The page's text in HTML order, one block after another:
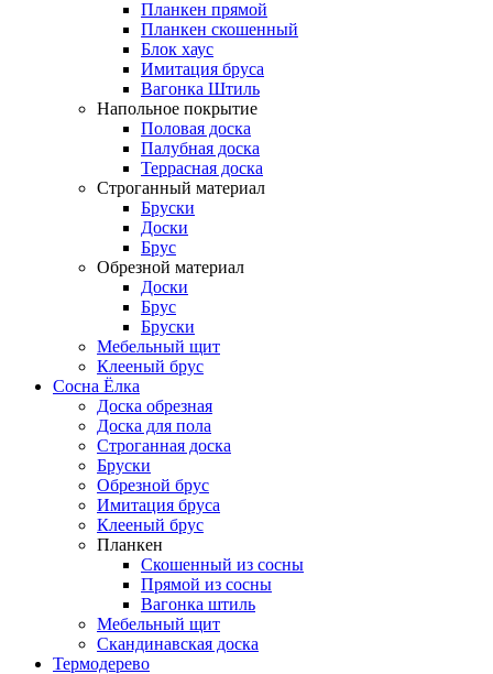
Планкен прямой
Планкен скошенный
Блок хаус
Имитация бруса
Вагонка Штиль
Напольное покрытие
Половая доска
Палубная доска
Террасная доска
Строганный материал
Бруски
Доски
Брус
Обрезной материал
Доски
Брус
Бруски
Мебельный щит
Клееный брус
Сосна Ёлка
Доска обрезная
Доска для пола
Строганная доска
Бруски
Обрезной брус
Имитация бруса
Клееный брус
Планкен
Скошенный из сосны
Прямой из сосны
Вагонка штиль
Мебельный щит
Скандинавская доска
Термодерево